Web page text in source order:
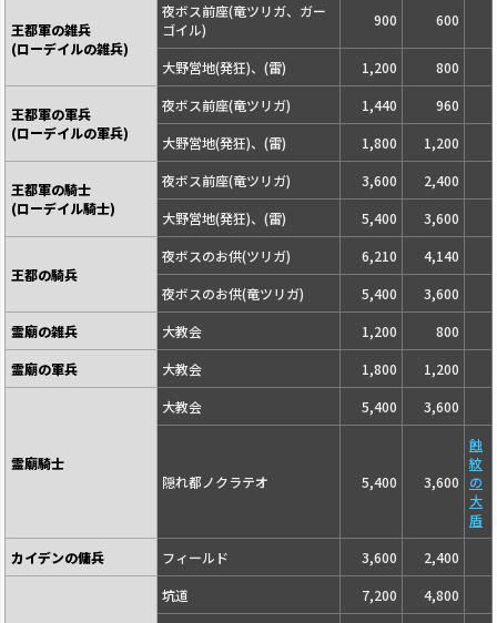
王都軍の雑兵
(ローデイルの雑兵)
夜ボス前座(竜ツリガ、ガー
ゴイル)
900 600
大野営地(発狂)、(雷) 1,200 800
王都軍の軍兵
(ローデイルの軍兵)
夜ボス前座(竜ツリガ) 1,440
960
大野営地(発狂)、(雷)
1,800 1,200
王都軍の騎士
(ローデイル騎士)
夜ボス前座(竜ツリガ) 3,600
2,400
大野営地(発狂)、(雷)
5,400 3,600
王都の騎兵
夜ボスのお供(ツリガ) 6,210
4,140
夜ボスのお供(竜ツリガ)
5,400
3,600
霊廟の雑兵
大教会 1,200
800
霊廟の軍兵
大教会 1,800 1,200
霊廟騎士
大教会 5,400 3,600
隠れ都ノクラテオ 5,400 3,600
蝕
紋
の
大
盾
カイデンの傭兵
フィールド 3,600
2,400
坑道
7,200 4,800